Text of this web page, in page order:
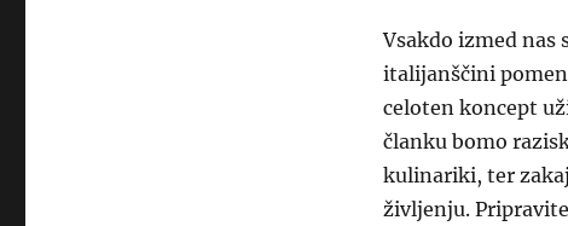
Vsakdo izmed nas
italijanščini
celoten koncept
članku bomo
kulinariki, ter
življenju.